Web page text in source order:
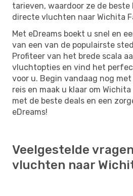
tarieven, waardoor ze de
directe vluchten naar Wichita
Met eDreams boekt u snel en
van een van de populairste
Profiteer van het brede scala
vluchtopties en vind het
voor u. Begin vandaag nog
reis en maak u klaar om
met de beste deals en een
eDreams!
Veelgestelde
vluchten naar